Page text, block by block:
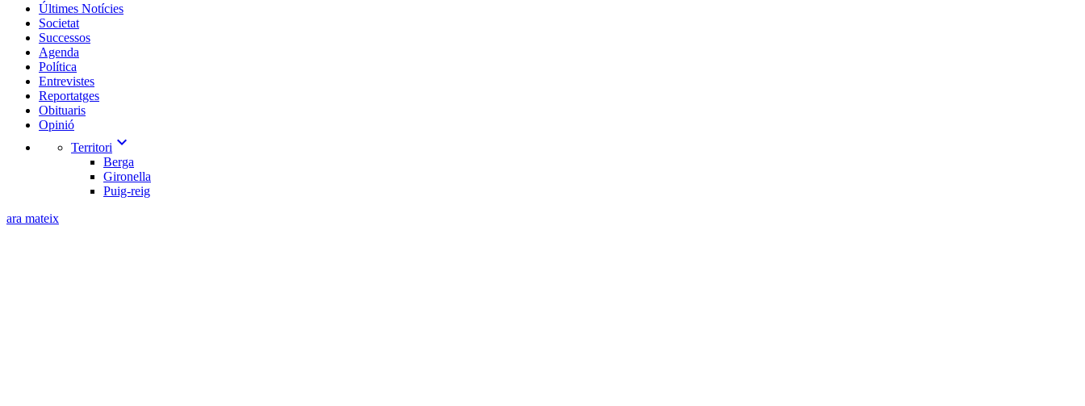
Últimes Notícies
Societat
Successos
Agenda
Política
Entrevistes
Reportatges
Obituaris
Opinió
Territori expand_more
Berga
Gironella
Puig-reig
ara mateix